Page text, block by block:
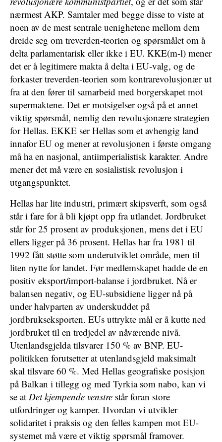
nærmest AKP. Samtaler med begge disse to viste at
noen av de mest sentrale uenighetene mellom dem
dreide seg om treverden-teorien og spørsmålet om å
delta parlamentarisk eller ikke i EU. KKE(m-l) mener
det er å legitimere makta å delta i EU-valg, og de
forkaster treverden-teorien som kontrarevolusjonær ut
fra at den fører til samarbeid med borgerskapet mot
supermaktene. Det er motsigelser også på et annet
viktig spørsmål, nemlig den revolusjonære strategien
for Hellas. EKKE ser Hellas som et avhengig land
innafor EU og mener at revolusjonen i første omgang
må ha en nasjonal, antiimperialistisk karakter. Andre
mener det må være en sosialistisk revolusjon i
utgangspunktet.
Hellas har lite industri, primært skipsverft, som også
står i fare for å bli kjøpt opp fra utlandet. Jordbruket
står for 25 prosent av produksjonen, mens det i EU
ellers ligger på 36 prosent. Hellas har fra 1981 til
1992 fått støtte som underutviklet område, men til
liten nytte for landet. Før medlemskapet hadde de en
positiv eksport/import-balanse i jordbruket. Nå er
balansen negativ, og EU-subsidiene ligger nå på
under halvparten av underskuddet på
jordbrukseksporten. EUs uttrykte mål er å kutte ned
jordbruket til en tredjedel av nåværende nivå.
Utenlandsgjelda tilsvarer 150 % av BNP. EU-
politikken forutsetter at utenlandsgjeld maksimalt
skal tilsvare 60 %. Med Hellas geografiske posisjon
på Balkan i tillegg og med Tyrkia som nabo, kan vi
se at Det kjempende venstre står foran store
utfordringer og kamper. Hvordan vi utvikler
solidaritet i praksis og den felles kampen mot EU-
systemet må være et viktig spørsmål framover.